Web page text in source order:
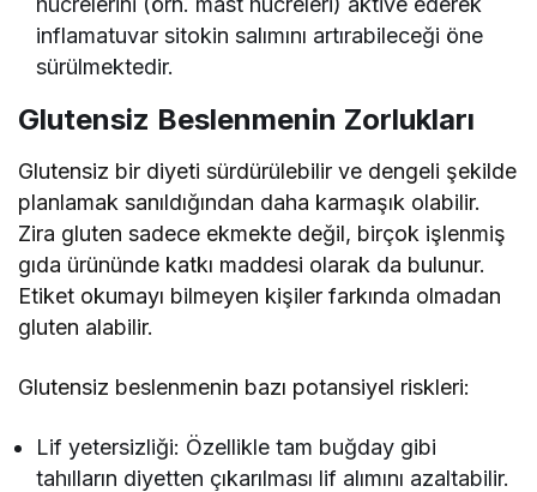
inflamatuvar sitokin salımını artırabileceği öne
sürülmektedir.
Glutensiz Beslenmenin Zorlukları
Glutensiz bir diyeti sürdürülebilir ve dengeli şekilde
planlamak sanıldığından daha karmaşık olabilir.
Zira gluten sadece ekmekte değil, birçok işlenmiş
gıda ürününde katkı maddesi olarak da bulunur.
Etiket okumayı bilmeyen kişiler farkında olmadan
gluten alabilir.
Glutensiz beslenmenin bazı potansiyel riskleri:
Lif yetersizliği: Özellikle tam buğday gibi
tahılların diyetten çıkarılması lif alımını azaltabilir.